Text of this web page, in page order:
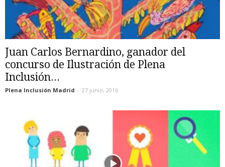
Juan Carlos Bernardino, ganador del
concurso de Ilustración de Plena
Inclusión...
Plena Inclusión Madrid - 27 junio, 2016